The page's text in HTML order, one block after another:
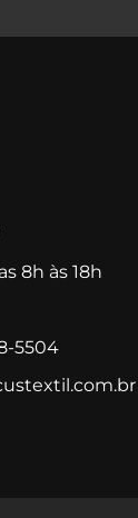
8h às 18h
5504